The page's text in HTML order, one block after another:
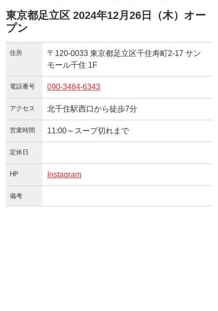
東京都足立区 2024年12月26日（木）オー
プン
住所
〒120-0033 東京都足立区千住寿町2-17 サン
モール千住 1F
電話番号 090-3484-6343
アクセス 北千住駅西口から徒歩7分
営業時間 11:00～スープ切れまで
定休日
HP Instagram
備考